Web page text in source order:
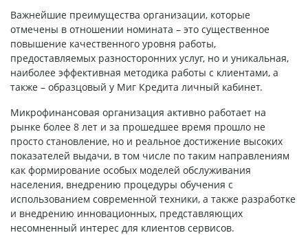
Важнейшие преимущества организации, которые
отмечены в отношении номината – это существенное
повышение качественного уровня работы,
предоставляемых разносторонних услуг, но и уникальная,
наиболее эффективная методика работы с клиентами, а
также – образцовый у Миг Кредита личный кабинет.
Микрофинансовая организация активно работает на
рынке более 8 лет и за прошедшее время прошло не
просто становление, но и реальное достижение высоких
показателей выдачи, в том числе по таким направлениям
как формирование особых моделей обслуживания
населения, внедрению процедуры обучения с
использованием современной техники, а также разработке
и внедрению инновационных, представляющих
несомненный интерес для клиентов сервисов.